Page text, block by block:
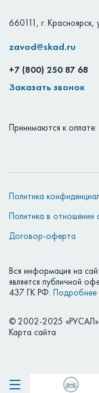
660111 , г. Красноярск,
zavod@skad.ru
+7 (800) 250 87 68
Заказать звонок
Принимаются к оплате:
© 2002-2025 «РУСАЛ»
Карта сайта
Политика
Политика в отношении
Договор-оферта
Вся информация на
является публичной
437 ГК РФ. Подробнее